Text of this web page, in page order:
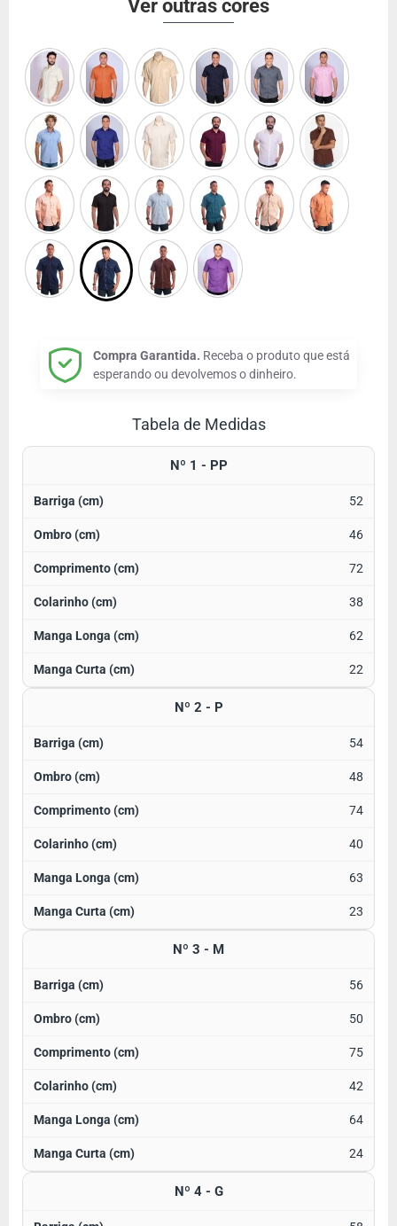
Compra Garantida. Receba o produto que está
esperando ou devolvemos o dinheiro.
Ver outras cores
Tabela de Medidas
Nº 1 - PP
52
46
72
38
62
22
Nº 2 - P
54
48
74
40
63
23
Nº 3 - M
56
50
75
42
64
24
Nº 4 - G